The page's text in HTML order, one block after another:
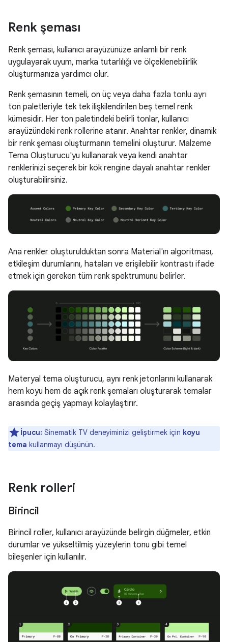
Renk şeması
Renk şeması, kullanıcı arayüzünüze anlamlı bir renk
uygulayarak uyum, marka tutarlılığı ve ölçeklenebilirlik
oluşturmanıza yardımcı olur.
Renk şemasının temeli, on üç veya daha fazla tonlu ayrı
ton paletleriyle tek tek ilişkilendirilen beş temel renk
kümesidir. Her ton paletindeki belirli tonlar, kullanıcı
arayüzündeki renk rollerine atanır. Anahtar renkler, dinamik
bir renk şeması oluşturmanın temelini oluşturur. Malzeme
Tema Oluşturucu'yu kullanarak veya kendi anahtar
renklerinizi seçerek bir kök rengine dayalı anahtar renkler
oluşturabilirsiniz.
Ana renkler oluşturulduktan sonra Material'ın algoritması,
etkileşim durumlarını, hataları ve erişilebilir kontrastı ifade
etmek için gereken tüm renk spektrumunu belirler.
Materyal tema oluşturucu, aynı renk jetonlarını kullanarak
hem koyu hem de açık renk şemaları oluşturarak temalar
arasında geçiş yapmayı kolaylaştırır.
İpucu: Sinematik TV deneyiminizi geliştirmek için koyu
tema kullanmayı düşünün.
Renk rolleri
Birincil
Birincil roller, kullanıcı arayüzünde belirgin düğmeler, etkin
durumlar ve yükseltilmiş yüzeylerin tonu gibi temel
bileşenler için kullanılır.